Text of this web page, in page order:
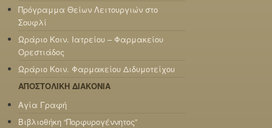
Πρόγραμμα Θείων Λειτουργιών στο
Σουφλί
Ωράριο Κοιν. Ιατρείου – Φαρμακείου
Ορεστιάδος
Ωράριο Κοιν. Φαρμακείου Διδυμοτείχου
ΑΠΟΣΤΟΛΙΚΗ ΔΙΑΚΟΝΙΑ
Αγία Γραφή
Βιβλιοθήκη “Πορφυρογέννητος”